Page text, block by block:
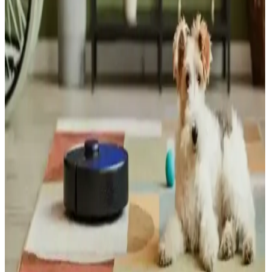
Miami'de Otonom ve Drone Fırlatan Yeni Polis
Aracının Teknolojik ve Toplumsal Boyutları
Miami polis teşkilatı, otonom sürüş ve drone fırlatma özellikli yeni
aracını tanıttı. Teknolojik avantajlar kadar etik ve güvenlik endişeleri
de gündemde.
Deniz Suyunda Çözünebilen ve Mikroplastik
Bırakmayan Yeni Plastik Malzeme Geliştirilmesi
Japon bilim insanları, deniz suyunda birkaç saat içinde tamamen
çözünebilen ve mikroplastik bırakmayan dayanıklı yeni bir plastik
geliştirdi. Bu malzeme çevre dostu özellikleriyle plastik kirliliğine
çözüm sunuyor.
Ses Tabanlı Yangın Söndürme Sistemi: Suya
Alternatif İnfrasound Teknolojisi
Kaliforniya'da geliştirilen ses tabanlı yangın söndürme sistemi,
infrasound dalgalarıyla oksijeni azaltarak yangını bastırıyor. Su
hasarını önleyen bu teknoloji, elektronik alanlarda güvenli kullanım
sunuyor.